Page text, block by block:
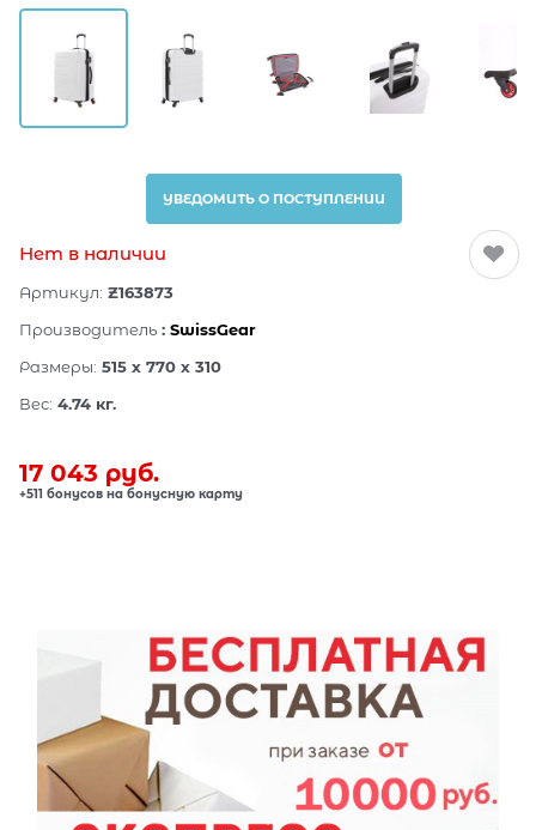
УВЕДОМИТЬ О ПОСТУПЛЕНИИ
Нет в наличии
Артикул: Z163873
Производитель : SwissGear
Размеры: 515 x 770 x 310
Вес: 4.74 кг.
17 043 руб.
+511 бонусов на бонусную карту